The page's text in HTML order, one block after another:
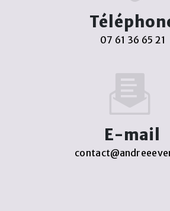
07 61 36 65 21
E-mail